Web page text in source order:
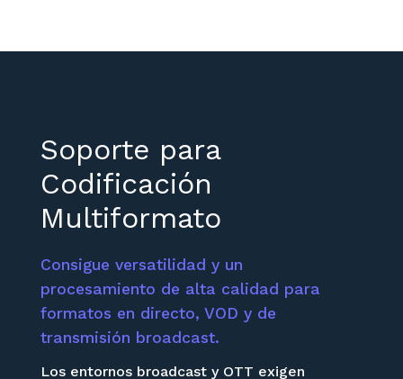
Soporte para
Codificación
Multiformato
Consigue versatilidad y un
procesamiento de alta calidad para
formatos en directo, VOD y de
transmisión broadcast.
Los entornos broadcast y OTT exigen